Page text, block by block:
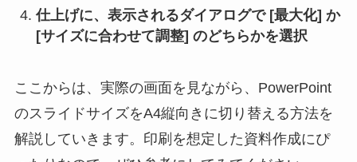
仕上げに、表示されるダイアログで [最大化] か
[サイズに合わせて調整] のどちらかを選択
ここからは、実際の画面を見ながら、PowerPoint
のスライドサイズをA4縦向きに切り替える方法を
解説していきます。印刷を想定した資料作成にぴ